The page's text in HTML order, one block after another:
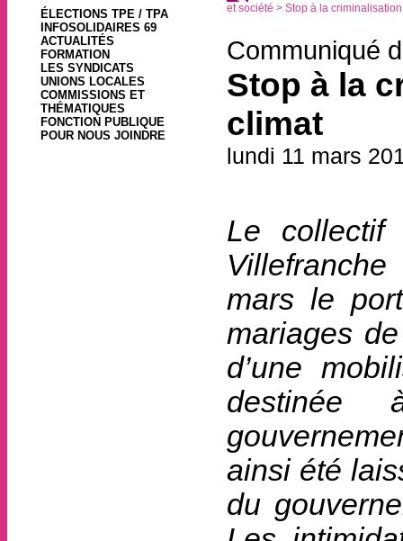
ÉLECTIONS TPE / TPA
INFOSOLIDAIRES 69
ACTUALITÉS
FORMATION
LES SYNDICATS
UNIONS LOCALES
COMMISSIONS ET
THÉMATIQUES
FONCTION PUBLIQUE
POUR NOUS JOINDRE
et société > Stop à la
Communiqué
Stop à la
climat
lundi 11 mars
Le collectif
mars le
mariages
d’une
destinée
ainsi été
du